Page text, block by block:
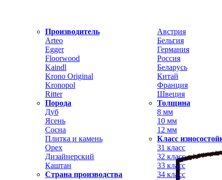
Производитель
Arteo
Egger
Floorwood
Kaindl
Krono Original
Kronopol
Ritter
Порода
Дуб
Ясень
Сосна
Плитка и камень
Орех
Дизайнерский
Каштан
Страна производства
Австрия
Бельгия
Германия
Россия
Беларусь
Китай
Франция
Швеция
Толщина
8 мм
10 мм
12 мм
Класс
31 класс
32 класс
33 класс
34 класс